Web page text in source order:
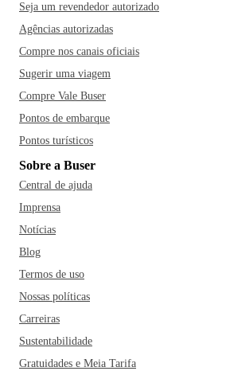
Seja um revendedor autorizado
Agências autorizadas
Compre nos canais oficiais
Sugerir uma viagem
Compre Vale Buser
Pontos de embarque
Pontos turísticos
Sobre a Buser
Central de ajuda
Imprensa
Notícias
Blog
Termos de uso
Nossas políticas
Carreiras
Sustentabilidade
Gratuidades e Meia Tarifa